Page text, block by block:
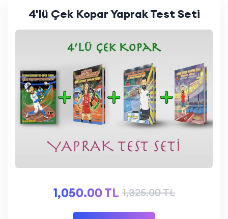
4'lü Çek Kopar Yaprak Test Seti
1,050.00 TL 1,325.00 TL